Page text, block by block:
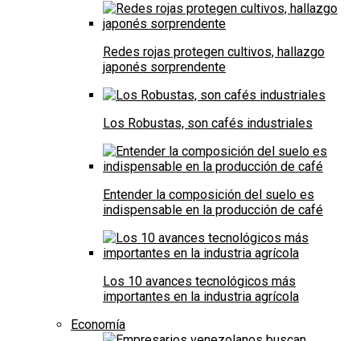
Redes rojas protegen cultivos, hallazgo
japonés sorprendente
Los Robustas, son cafés industriales
Entender la composición del suelo es
indispensable en la producción de café
Los 10 avances tecnológicos más
importantes en la industria agrícola
Economía